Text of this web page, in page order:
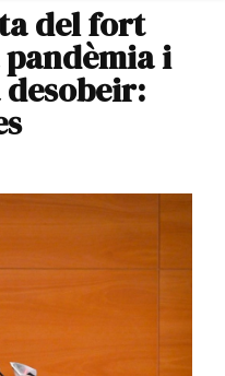
del fort
i